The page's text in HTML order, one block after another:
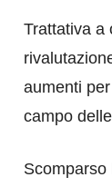
Trattativa a
aumenti
campo
Scomparso